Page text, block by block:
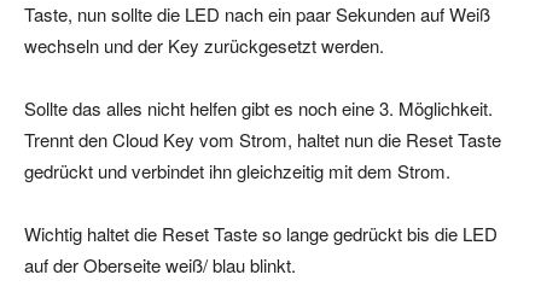
Taste, nun sollte die LED nach ein paar Sekunden auf Weiß
wechseln und der Key zurückgesetzt werden.
Sollte das alles nicht helfen gibt es noch eine 3. Möglichkeit.
Trennt den Cloud Key vom Strom, haltet nun die Reset Taste
gedrückt und verbindet ihn gleichzeitig mit dem Strom.
Wichtig haltet die Reset Taste so lange gedrückt bis die LED
auf der Oberseite weiß/ blau blinkt.